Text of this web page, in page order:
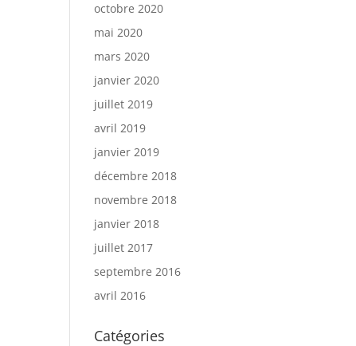
octobre 2020
mai 2020
mars 2020
janvier 2020
juillet 2019
avril 2019
janvier 2019
décembre 2018
novembre 2018
janvier 2018
juillet 2017
septembre 2016
avril 2016
Catégories